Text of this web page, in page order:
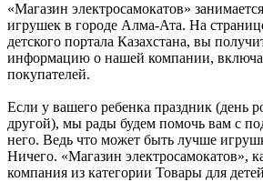
«Магазин электросамокатов»
игрушек в городе Алма-Ата. На
детского портала Казахстана, вы
информацию о нашей компании,
покупателей.
Если у вашего ребенка праздник (день
другой), мы рады будем помочь вам с
него. Ведь что может быть лучше
Ничего. «Магазин электросамокатов»,
компания из категории Товары для